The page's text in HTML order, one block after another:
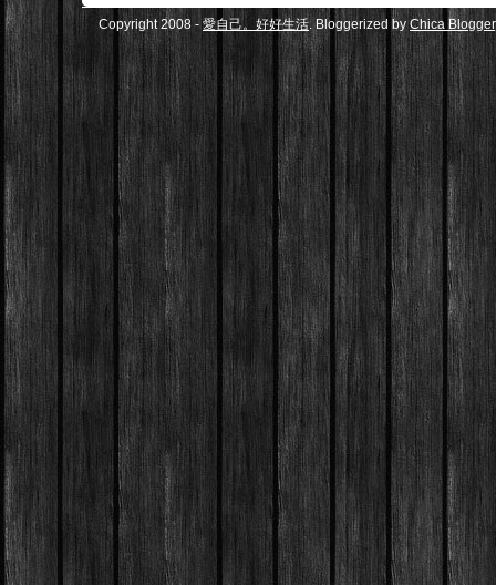
Copyright 2008 - 愛自己。好好生活 . Bloggerized byChica Blogger